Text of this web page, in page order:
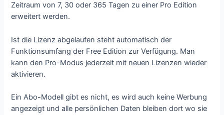
Zeitraum von 7, 30 oder 365 Tagen zu einer Pro Edition
erweitert werden.
Ist die Lizenz abgelaufen steht automatisch der
Funktionsumfang der Free Edition zur Verfügung. Man
kann den Pro-Modus jederzeit mit neuen Lizenzen wieder
aktivieren.
Ein Abo-Modell gibt es nicht, es wird auch keine Werbung
angezeigt und alle persönlichen Daten bleiben dort wo sie